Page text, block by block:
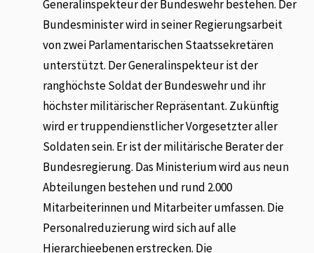
Generalinspekteur der Bundeswehr bestehen. Der
Bundesminister wird in seiner Regierungsarbeit
von zwei Parlamentarischen Staatssekretären
unterstützt. Der Generalinspekteur ist der
ranghöchste Soldat der Bundeswehr und ihr
höchster militärischer Repräsentant. Zukünftig
wird er truppendienstlicher Vorgesetzter aller
Soldaten sein. Er ist der militärische Berater der
Bundesregierung. Das Ministerium wird aus neun
Abteilungen bestehen und rund 2.000
Mitarbeiterinnen und Mitarbeiter umfassen. Die
Personalreduzierung wird sich auf alle
Hierarchieebenen erstrecken. Die